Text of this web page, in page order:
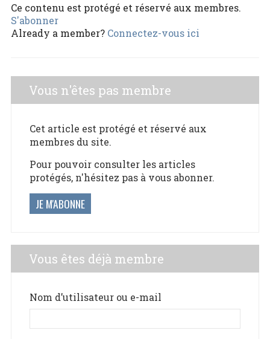
Ce contenu est protégé et réservé aux membres.
S'abonner
Already a member? Connectez-vous ici
Vous n'êtes pas membre
Cet article est protégé et réservé aux
membres du site.
Pour pouvoir consulter les articles
protégés, n'hésitez pas à vous abonner.
JE M'ABONNE
Vous êtes déjà membre
Nom d’utilisateur ou e-mail